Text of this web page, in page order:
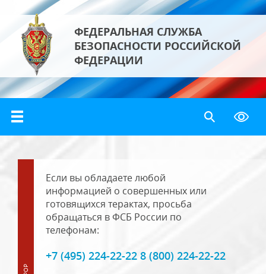
ФЕДЕРАЛЬНАЯ СЛУЖБА
БЕЗОПАСНОСТИ РОССИЙСКОЙ
ФЕДЕРАЦИИ
Если вы обладаете любой
информацией о совершенных или
готовящихся терактах, просьба
обращаться в ФСБ России по
телефонам:
+7 (495) 224-22-22 8 (800) 224-22-22